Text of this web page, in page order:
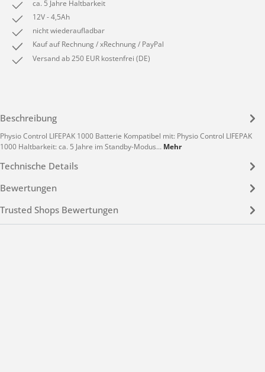
ca. 5 Jahre Haltbarkeit
12V - 4,5Ah
nicht wiederaufladbar
Kauf auf Rechnung / xRechnung / PayPal
Versand ab 250 EUR kostenfrei (DE)
Beschreibung
Physio Control LIFEPAK 1000 Batterie Kompatibel mit: Physio Control LIFEPAK
1000 Haltbarkeit: ca. 5 Jahre im Standby-Modus… Mehr
Technische Details
Bewertungen
Trusted Shops Bewertungen